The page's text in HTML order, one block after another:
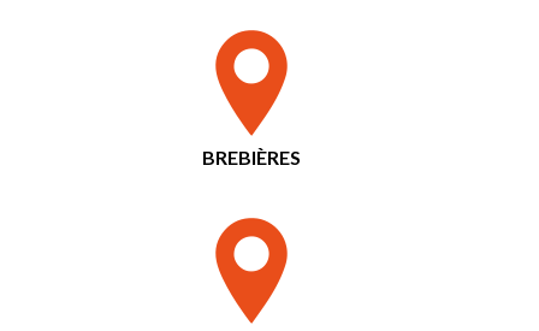
BREBIÈRES